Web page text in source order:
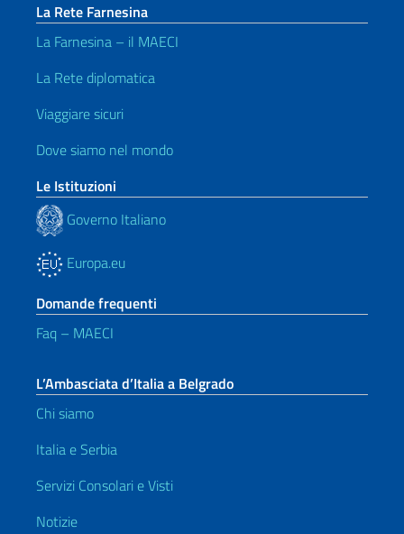
La Rete Farnesina
La Farnesina – il MAECI
La Rete diplomatica
Viaggiare sicuri
Dove siamo nel mondo
Le Istituzioni
Governo Italiano
Europa.eu
Domande frequenti
Faq – MAECI
L’Ambasciata d’Italia a Belgrado
Chi siamo
Italia e Serbia
Servizi Consolari e Visti
Notizie